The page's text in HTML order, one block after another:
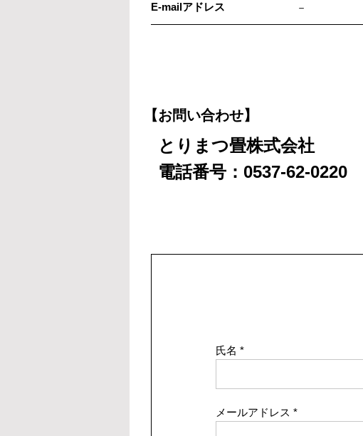
E-mailアドレス －
【お問い合わせ】
とりまつ畳株式会社
電話番号：0537-62-0220
氏名
メールアドレス